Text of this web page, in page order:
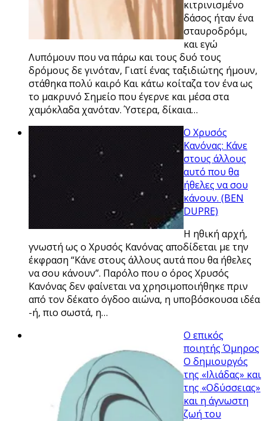
κιτρινισμένο
δάσος ήταν ένα
σταυροδρόμι,
και εγώ
Λυπόμουν που να πάρω και τους δυό τους
δρόμους δε γινόταν, Γιατί ένας ταξιδιώτης ήμουν,
στάθηκα πολύ καιρό Και κάτω κοίταζα τον ένα ως
το μακρυνό Σημείο που έγερνε και μέσα στα
χαμόκλαδα χανόταν. Ύστερα, δίκαια…
Ο Χρυσός
Κανόνας: Κάνε
στους άλλους
αυτό που θα
ήθελες να σου
κάνουν. (BEN
DUPRE)
Η ηθική αρχή,
γνωστή ως ο Χρυσός Κανόνας αποδίδεται με την
έκφραση “Κάνε στους άλλους αυτά που θα ήθελες
να σου κάνουν”. Παρόλο που ο όρος Χρυσός
Κανόνας δεν φαίνεται να χρησιμοποιήθηκε πριν
από τον δέκατο όγδοο αιώνα, η υποβόσκουσα ιδέα
-ή, πιο σωστά, η…
Ο επικός
ποιητής Όμηρος
Ο δημιουργός
της «Ιλιάδας» και
της «Οδύσσειας»
και η άγνωστη
ζωή του